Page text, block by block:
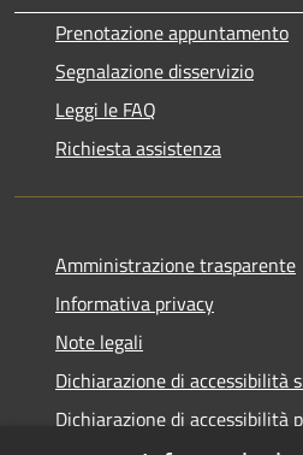
Prenotazione appuntamento
Segnalazione disservizio
Leggi le FAQ
Richiesta assistenza
Amministrazione trasparente
Informativa privacy
Note legali
Dichiarazione di accessibilità
Dichiarazione di accessibilità